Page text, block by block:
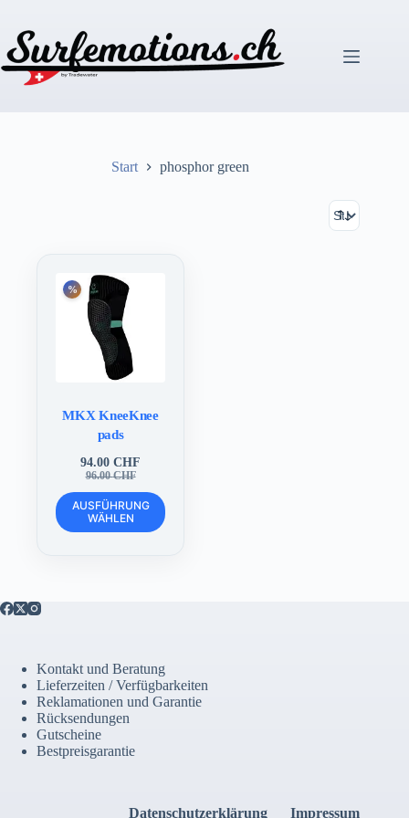
springen
Start phosphor green
MKX KneeKnee
pads
96.00CHF
Ursprünglicher
Preis
war:
96.00 CHF
94.00CHF
Aktueller
Preis
ist:
94.00 CHF.
AUSFÜHRUNG
WÄHLEN
Dieses
Produkt
weist
der
Produktseite
gewählt
werden
Kontakt und Beratung
Lieferzeiten / Verfügbarkeiten
Reklamationen und Garantie
Rücksendungen
Gutscheine
Bestpreisgarantie
Datenschutzerklärung Impressum